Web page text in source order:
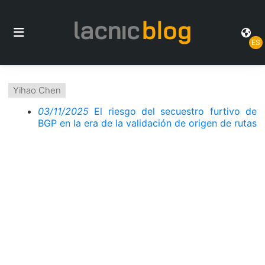
ES
Yihao Chen
03/11/2025 El riesgo del secuestro furtivo de
BGP en la era de la validación de origen de rutas